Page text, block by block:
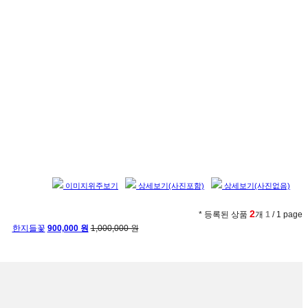
이미지위주보기 상세보기(사진포함) 상세보기(사진없음)
* 등록된 상품 2개 1 / 1 page
한지들꽃 900,000 원 1,000,000 원